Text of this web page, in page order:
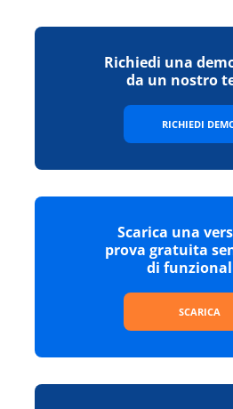
Richiedi una
da un nostro
RICHIEDI
Scarica una
prova gratuita
di
SCARICA